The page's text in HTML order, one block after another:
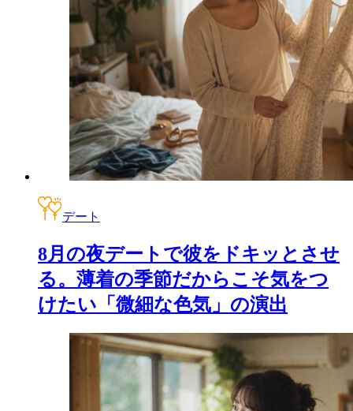
デート
8月の夜デートで彼をドキッとさせ
る。薄着の季節だからこそ気をつ
けたい「微細な色気」の演出